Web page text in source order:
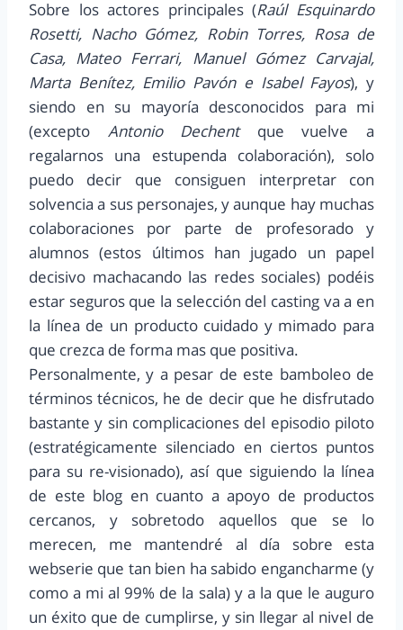
Sobre los actores principales (Raúl Esquinardo
Rosetti, Nacho Gómez, Robin Torres, Rosa de
Casa, Mateo Ferrari, Manuel Gómez Carvajal,
Marta Benítez, Emilio Pavón e Isabel Fayos), y
siendo en su mayoría desconocidos para mi
(excepto Antonio Dechentque vuelve a
regalarnos una estupenda colaboración), solo
puedo decir que consiguen interpretar con
solvencia a sus personajes, y aunque hay muchas
colaboraciones por parte de profesorado y
alumnos (estos últimos han jugado un papel
decisivo machacando las redes sociales) podéis
estar seguros que la selección del casting va a en
la línea de un producto cuidado y mimado para
que crezca de forma mas que positiva.
Personalmente, y a pesar de este bamboleo de
términos técnicos, he de decir que he disfrutado
bastante y sin complicaciones del episodio piloto
(estratégicamente silenciado en ciertos puntos
para su re-visionado), así que siguiendo la línea
de este blog en cuanto a apoyo de productos
cercanos, y sobretodo aquellos que se lo
merecen, me mantendré al día sobre esta
webserie que tan bien ha sabido engancharme (y
como a mi al 99% de la sala) y a la que le auguro
un éxito que de cumplirse, y sin llegar al nivel de